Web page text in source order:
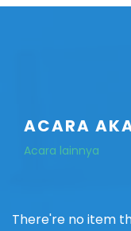
ACARA
Acara lainnya
There're no item